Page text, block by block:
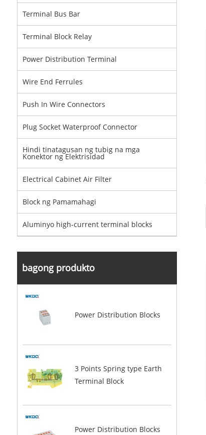
Terminal Bus Bar
Terminal Block Relay
Power Distribution Terminal
Wire End Ferrules
Push In Wire Connectors
Plug Socket Waterproof Connector
Hindi tinatagusan ng tubig na mga
Konektor ng Elektrisidad
Electrical Cabinet Air Filter
Block ng Pamamahagi
Aluminyo high-current terminal blocks
bagong produkto
Power Distribution Blocks
3 Points Spring type Earth
Terminal Block
Power Distribution Blocks